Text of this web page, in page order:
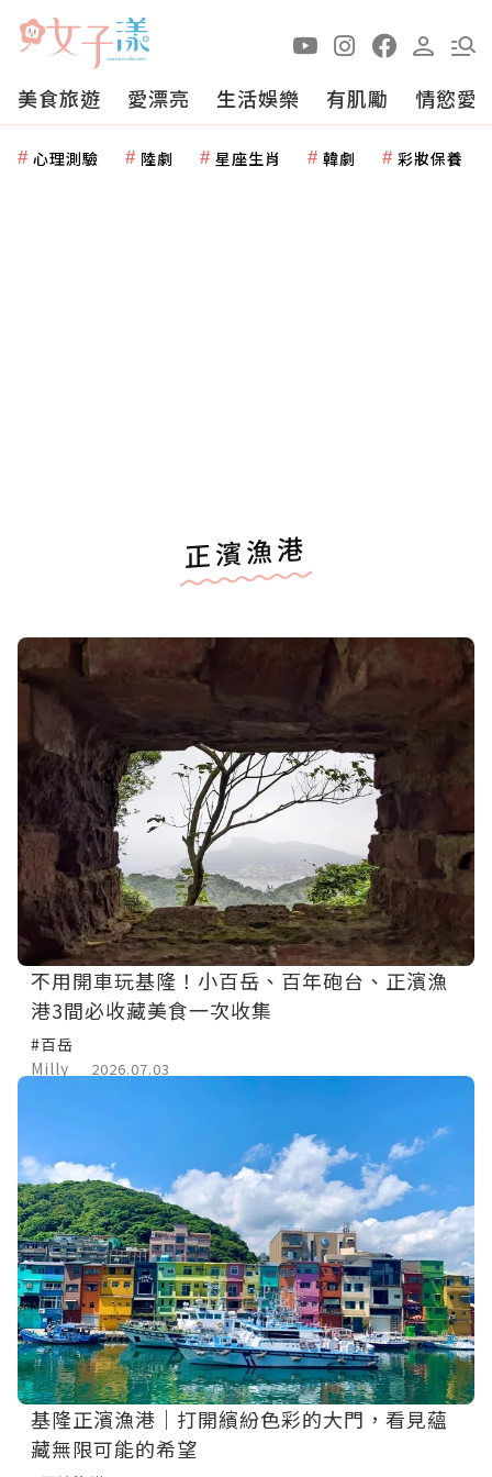
美食旅遊 愛漂亮 生活娛樂 有肌勵 情慾愛
心理測驗 陸劇 星座生肖 韓劇 彩妝保養
正濱漁港
不用開車玩基隆！小百岳、百年砲台、正濱漁
港3間必收藏美食一次收集
#百岳
Milly
2026.07.03
基隆正濱漁港｜打開繽紛色彩的大門，看見蘊
藏無限可能的希望